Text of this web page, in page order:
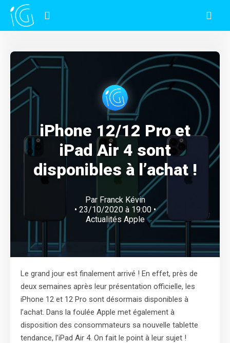
iPhone 12/12 Pro et
iPad Air 4 sont
disponibles à l’achat !
Par Franck Kévin
• 23/10/2020 à 19:00 •
Actualités Apple
Le grand jour est finalement arrivé ! En effet, près de
deux semaines après leur présentation officielle, les
iPhone 12 et 12 Pro sont désormais disponibles à
l’achat. Dans la foulée Apple met également à
disposition des consommateurs sa nouvelle tablette
tendance, l’iPad Air 4. On fait le point à leur sujet !